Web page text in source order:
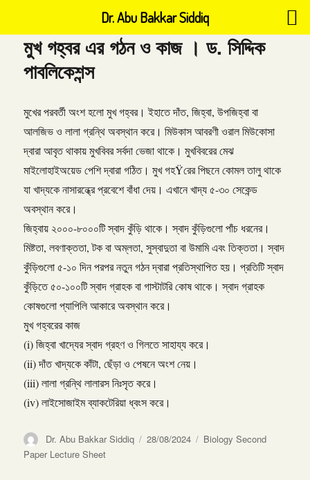
মুখ গহ্বর এর গঠন ও কাজ । ড. সিদ্দিক
পাবলিকেশন্স
মুখের পরবর্তী অংশ হলো মুখ গহ্বর। ইহাতে দাঁত, জিহ্বা, উপজিহ্বা বা
আলজিভ ও লালা গ্রন্থি অবস্থান করে। মিউকাস আবরণী ওরাল মিউকোসা
দ্বারা আবৃত থাকায় মুখবিবর সর্বদা ভেজা থাকে। মুখবিবরের মেঝ
মাইলোহাইঅয়েড পেশি দ্বারা গঠিত। মুখ গহŸরের পিছনে কোমল তালু থাকে
যা খাদ্যকে নাসারন্ধ্রে প্রবেশে বাঁধা দেয়। এখানে খাদ্য ৫-৩০ সেকেন্ড
অবস্থান করে।
জিহ্বায় ২০০০-৮০০০টি স্বাদ কুঁড়ি থাকে। স্বাদ কুঁড়িগুলো পাঁচ ধরনের।
মিষ্টতা, লবণাক্ততা, টক বা অম্লতা, সুস্বাদুতা বা উমামি এবং তিক্ততা। স্বাদ
কুঁড়িগুলো ৫-১০ দিন পরপর নতুন গঠন দ্বারা প্রতিস্থাপিত হয়। প্রতিটি স্বাদ
কুঁড়িতে ৫০-১০০টি স্বাদ গ্রাহক বা গাস্টাটরি কোষ থাকে। স্বাদ গ্রাহক
কোষগুলো প্যাপিলি আকারে অবস্থান করে।
মুখ গহ্বরের কাজ
(i) জিহ্বা খাদ্যের স্বাদ গ্রহণ ও গিলতে সাহায্য করে।
(ii) দাঁত খাদ্যকে কাঁটা, ছেঁড়া ও পেষনে অংশ নেয়।
(iii) লালা গ্রন্থি লালারস নিঃসৃত করে।
(iv) লাইসোজাইম ব্যাকটেরিয়া ধ্বংস করে।
Author
Dr. Abu Bakkar Siddiq
Posted
28/08/2024 Categories
Biology Second
Paper Lecture Sheet
Dr. Abu Bakkar Siddiq